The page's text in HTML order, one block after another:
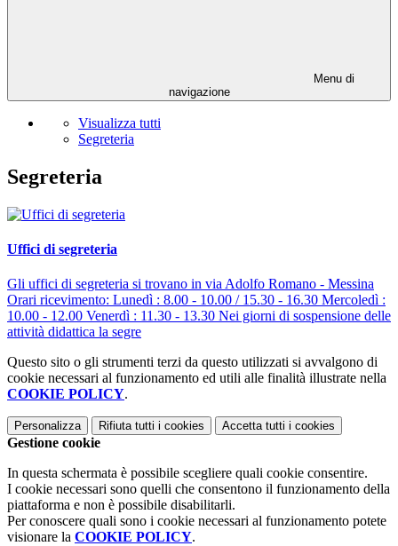
Menu di
navigazione
Visualizza tutti
Segreteria
Segreteria
Uffici di segreteria
Gli uffici di segreteria si trovano in via Adolfo Romano - Messina
Orari ricevimento: Lunedì : 8.00 - 10.00 / 15.30 - 16.30 Mercoledì :
10.00 - 12.00 Venerdì : 11.30 - 13.30 Nei giorni di sospensione delle
attività didattica la segre
Questo sito o gli strumenti terzi da questo utilizzati si avvalgono di
cookie necessari al funzionamento ed utili alle finalità illustrate nella
COOKIE POLICY.
Personalizza Rifiuta tutti i cookies Accetta tutti i cookies
Gestione cookie
In questa schermata è possibile scegliere quali cookie consentire.
I cookie necessari sono quelli che consentono il funzionamento della
piattaforma e non è possibile disabilitarli.
Per conoscere quali sono i cookie necessari al funzionamento potete
visionare la COOKIE POLICY.